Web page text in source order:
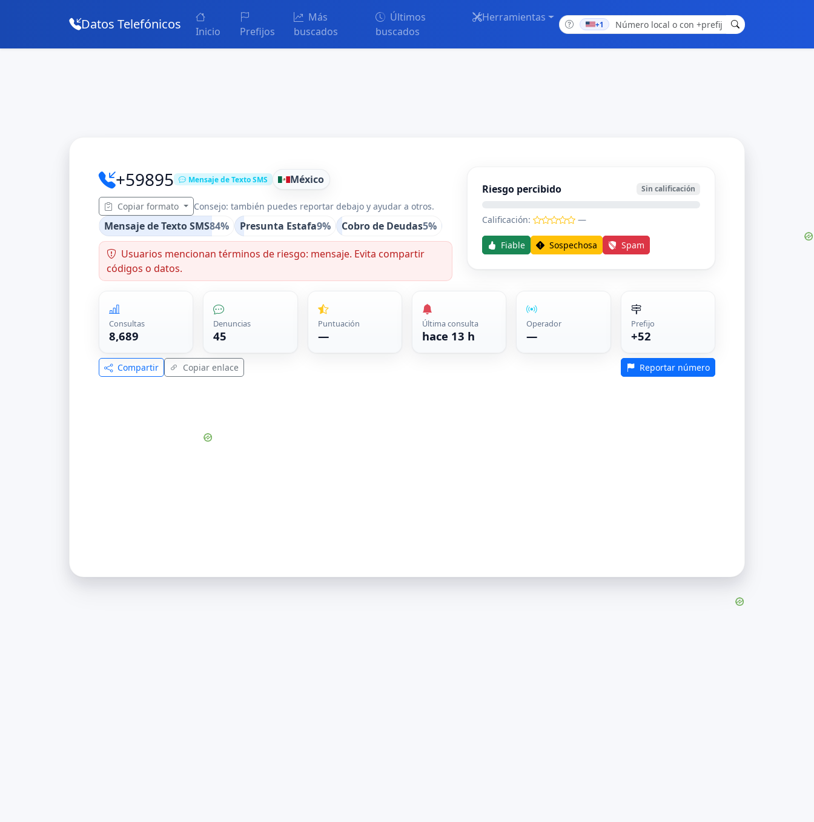
Datos Telefónicos Inicio Prefijos
Más
buscados
Últimos
buscados
Herramientas
+1
+59895 Mensaje de Texto SMS México
Copiar formato Consejo: también puedes reportar debajo y ayudar a otros.
Mensaje de Texto SMS84% Presunta Estafa9% Cobro de Deudas5%
Usuarios mencionan términos de riesgo: mensaje. Evita compartir
códigos o datos.
Riesgo percibido Sin calificación
Calificación: —
Fiable Sospechosa Spam
Consultas
8,689
Denuncias
45
Puntuación
—
Última consulta
hace 13 h
Operador
—
Prefijo
+52
Compartir Copiar enlace Reportar número